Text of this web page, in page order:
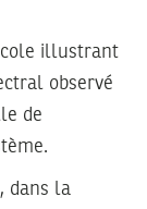
illustrant
observé
de
dans la